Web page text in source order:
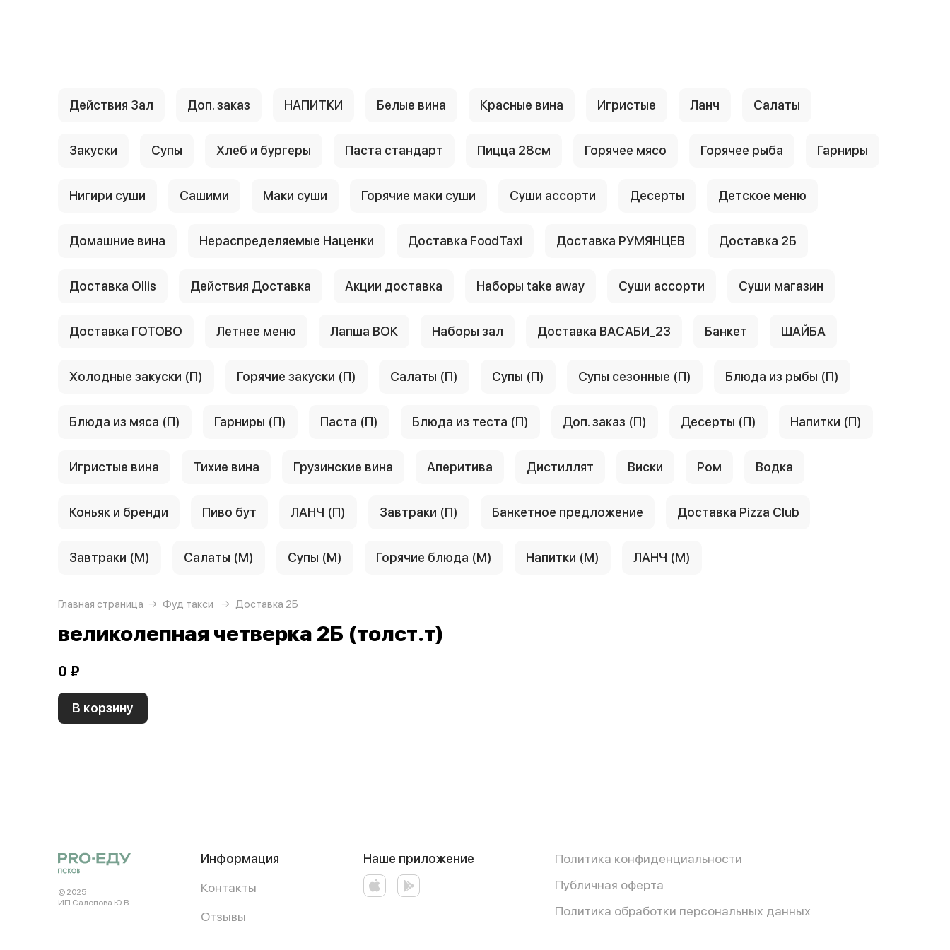
Действия Зал Доп. заказ НАПИТКИ Белые вина Красные вина Игристые Ланч Салаты
Закуски Супы Хлеб и бургеры Паста стандарт Пицца 28см Горячее мясо Горячее рыба Гарниры
Нигири суши Сашими Маки суши Горячие маки суши Суши ассорти Десерты Детское меню
Домашние вина Нераспределяемые Наценки Доставка FoodTaxi Доставка РУМЯНЦЕВ Доставка 2Б
Доставка Ollis Действия Доставка Акции доставка Наборы take away Суши ассорти Суши магазин
Доставка ГОТОВО Летнее меню Лапша ВОК Наборы зал Доставка ВАСАБИ_23 Банкет ШАЙБА
Холодные закуски (П) Горячие закуски (П) Салаты (П) Супы (П) Супы сезонные (П) Блюда из рыбы (П)
Блюда из мяса (П) Гарниры (П) Паста (П) Блюда из теста (П) Доп. заказ (П) Десерты (П) Напитки (П)
Игристые вина Тихие вина Грузинские вина Аперитива Дистиллят Виски Ром Водка
Коньяк и бренди Пиво бут ЛАНЧ (П) Завтраки (П) Банкетное предложение Доставка Pizza Club
Завтраки (М) Салаты (М) Супы (М) Горячие блюда (М) Напитки (М) ЛАНЧ (М)
Главная страница Фуд такси Доставка 2Б
великолепная четверка 2Б (толст.т)
0 ₽
В корзину
© 2025
ИП Салопова Ю. В.
Информация
Контакты
Отзывы
Наше приложение
Политика конфиденциальности
Публичная оферта
Политика обработки персональных данных